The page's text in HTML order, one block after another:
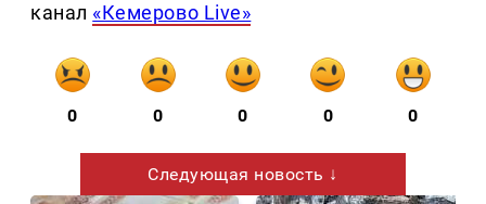
канал «Кемерово Live»
0 0 0 0 0
Следующая новость ↓